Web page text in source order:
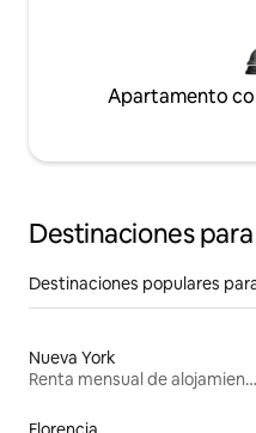
Apartamento
Destinaciones
Destinaciones populares
Nueva York
Renta mensual de alojamientos